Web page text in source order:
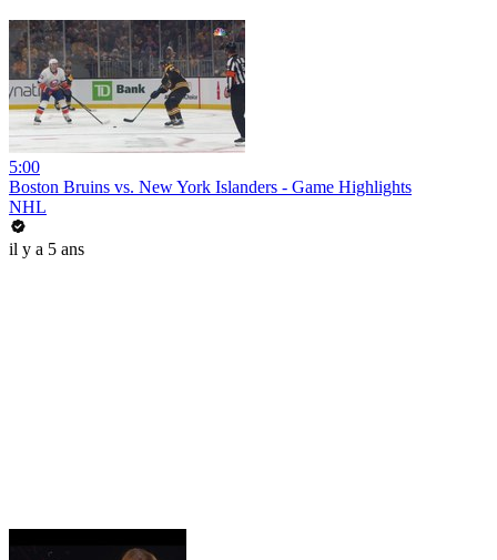
5:00
Boston Bruins vs. New York Islanders - Game Highlights
NHL
il y a 5 ans